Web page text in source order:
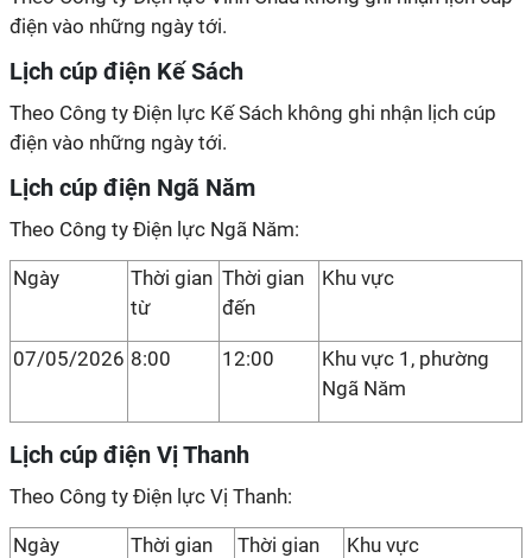
điện vào những ngày tới.
Lịch cúp điện Kế Sách
Theo Công ty Điện lực Kế Sách không ghi nhận lịch cúp
điện vào những ngày tới.
Lịch cúp điện Ngã Năm
Theo Công ty Điện lực Ngã Năm:
Ngày
Thời gian
từ
Thời gian
đến
Khu vực
07/05/2026 8:00 12:00
Khu vực 1, phường
Ngã Năm
Lịch cúp điện Vị Thanh
Theo Công ty Điện lực Vị Thanh:
Ngày
Thời gian
Thời gian
Khu vực